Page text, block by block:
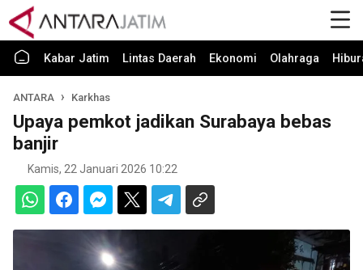
Kabar Jatim Lintas Daerah Ekonomi Olahraga
ANTARA Karkhas
Upaya pemkot jadikan Surabaya bebas
banjir
Kamis, 22 Januari 2026 10:22